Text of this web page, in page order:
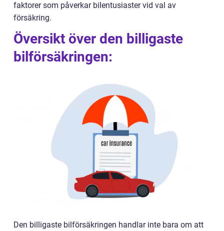
faktorer som påverkar bilentusiaster vid val av
försäkring.
Översikt över den billigaste
bilförsäkringen:
Den billigaste bilförsäkringen handlar inte bara om att